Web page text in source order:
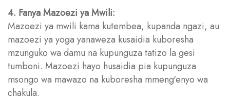
4. Fanya Mazoezi ya Mwili:
Mazoezi ya mwili kama kutembea, kupanda ngazi, au
mazoezi ya yoga yanaweza kusaidia kuboresha
mzunguko wa damu na kupunguza tatizo la gesi
tumboni. Mazoezi hayo husaidia pia kupunguza
msongo wa mawazo na kuboresha mmeng'enyo wa
chakula.